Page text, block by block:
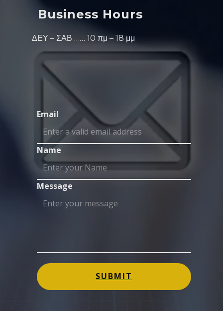
Business Hours
ΔΕΥ – ΣΑΒ …… 10 πμ – 18 μμ
Email
Name
Message
SUBMIT